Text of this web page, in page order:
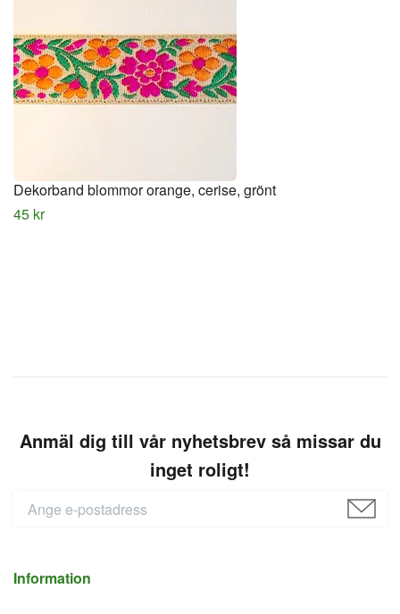
Dekorband blommor orange, cerise, grönt
45 kr
Anmäl dig till vår nyhetsbrev så missar du
inget roligt!
Information